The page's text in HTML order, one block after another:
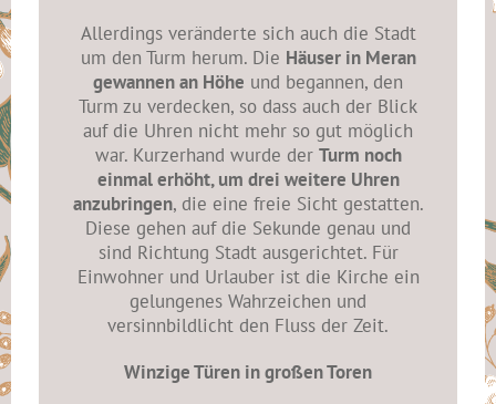
Allerdings veränderte sich auch die Stadt
um den Turm herum. Die Häuser in Meran
gewannen an Höhe und begannen, den
Turm zu verdecken, so dass auch der Blick
auf die Uhren nicht mehr so gut möglich
war. Kurzerhand wurde der Turm noch
einmal erhöht, um drei weitere Uhren
anzubringen, die eine freie Sicht gestatten.
Diese gehen auf die Sekunde genau und
sind Richtung Stadt ausgerichtet. Für
Einwohner und Urlauber ist die Kirche ein
gelungenes Wahrzeichen und
versinnbildlicht den Fluss der Zeit.
Winzige Türen in großen Toren